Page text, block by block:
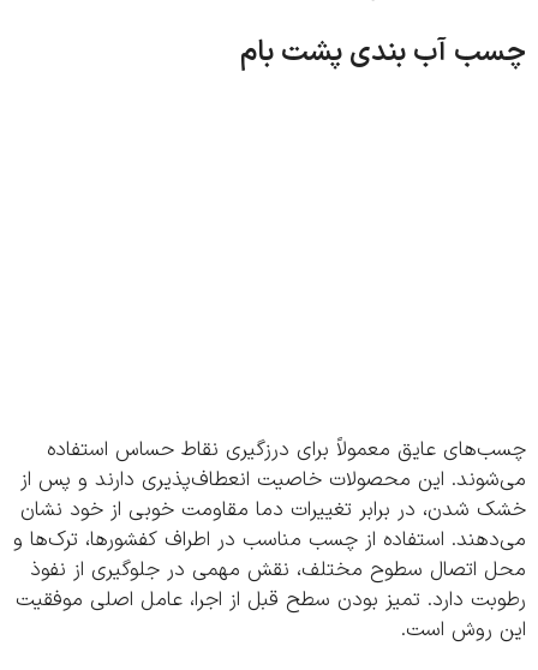
آب بندی پشت بام
عایق معمولاً برای درزگیری نقاط حساس استفاده
این محصولات خاصیت انعطاف‌پذیری دارند و پس از
شدن، در برابر تغییرات دما مقاومت خوبی از خود نشان
استفاده از چسب مناسب در اطراف کفشورها، ترک‌ها و
اتصال سطوح مختلف، نقش مهمی در جلوگیری از نفوذ
دارد. تمیز بودن سطح قبل از اجرا، عامل اصلی موفقیت
روش است.